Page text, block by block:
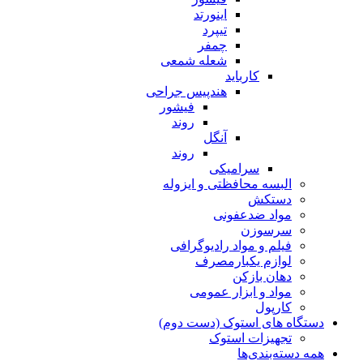
اینورتد
تیپرد
چمفر
شعله شمعی
کارباید
هندپیس جراحی
فیشور
روند
آنگل
روند
سرامیکی
البسه محافظتی و ایزوله
دستکش
مواد ضدعفونی
سرسوزن
فیلم و مواد رادیوگرافی
لوازم یکبارمصرف
دهان بازکن
مواد و ابزار عمومی
کارپول
دستگاه های استوک (دست دوم)
تجهیزات استوک
همه دسته‌بندی‌ها